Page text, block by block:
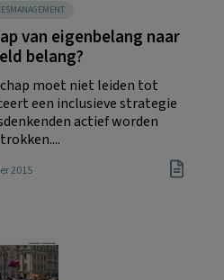
van eigenbelang naar
belang?
moet niet leiden tot
een inclusieve strategie
actief worden
2015